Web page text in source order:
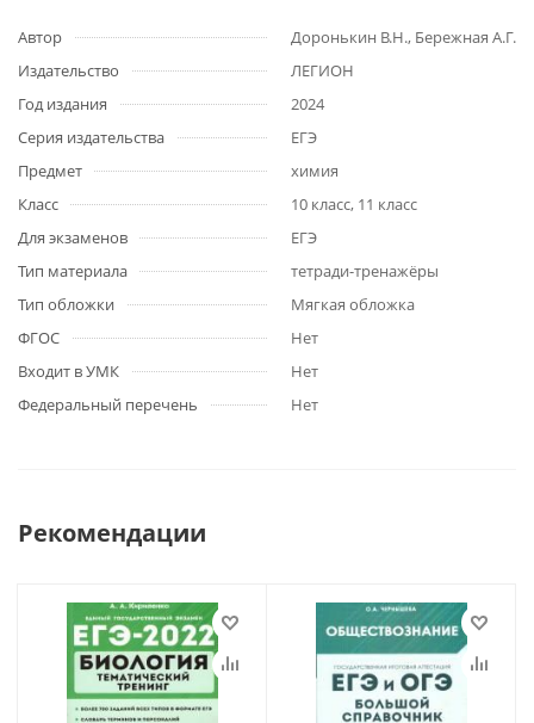
Автор
Доронькин В.Н., Бережная А.Г.
Издательство
ЛЕГИОН
Год издания
2024
Серия издательства
ЕГЭ
Предмет
химия
Класс
10 класс, 11 класс
Для экзаменов
ЕГЭ
Тип материала
тетради-тренажёры
Тип обложки
Мягкая обложка
ФГОС
Нет
Входит в УМК
Нет
Федеральный перечень
Нет
Рекомендации